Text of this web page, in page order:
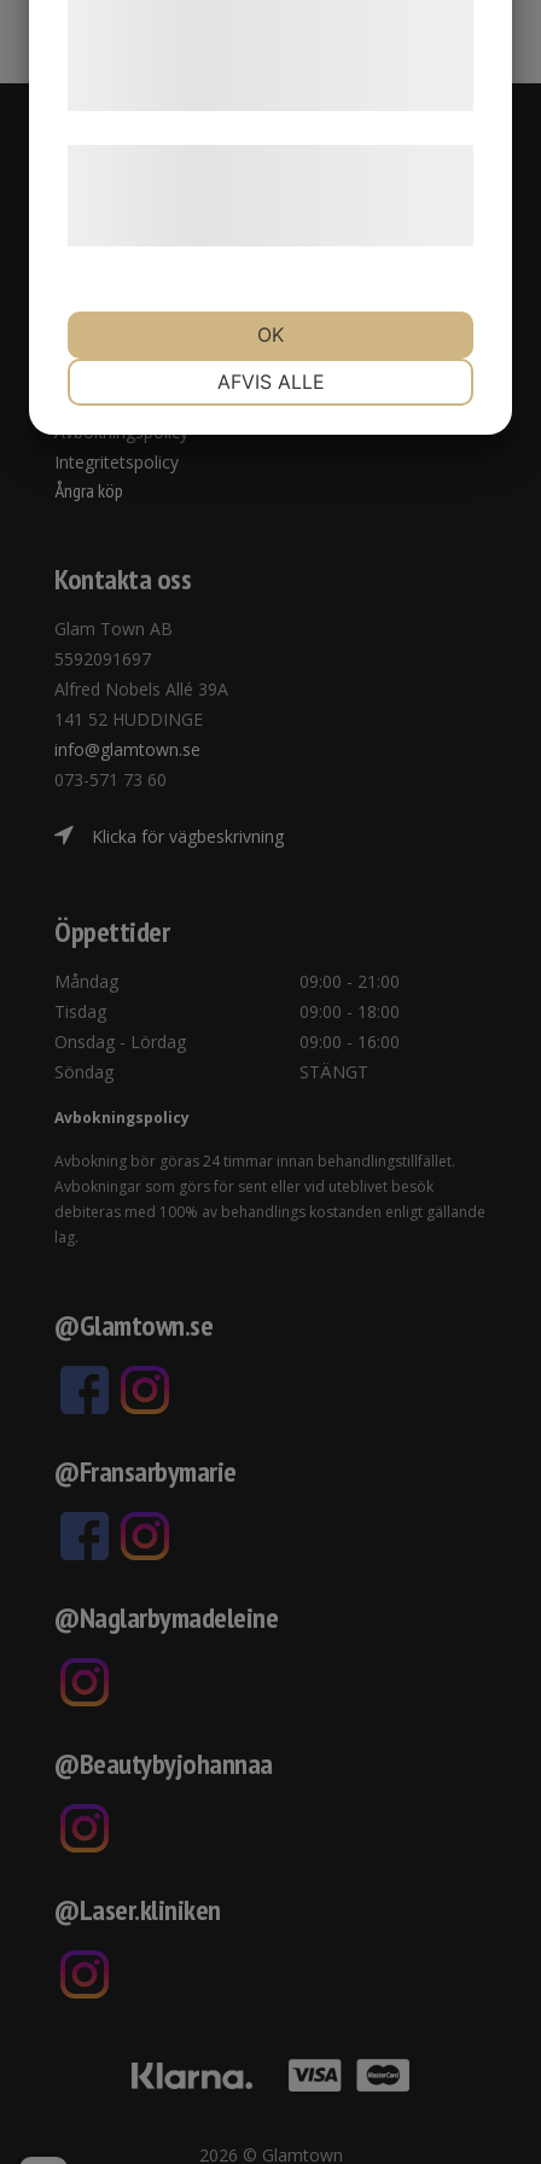
Behandlingar
Kontakta oss
Köpvillkor
Ny kund
Avbokningspolicy
Integritetspolicy
Ångra köp
Kontakta oss
Glam Town AB
5592091697
Alfred Nobels Allé 39A
141 52 HUDDINGE
info@glamtown.se
073-571 73 60
Klicka för vägbeskrivning
Öppettider
Måndag
09:00 - 21:00
Tisdag
09:00 - 18:00
Onsdag - Lördag
09:00 - 16:00
Söndag
STÄNGT
Avbokningspolicy
Avbokning bör göras 24 timmar innan behandlingstillfället.
Avbokningar som görs för sent eller vid uteblivet besök
debiteras med 100% av behandlings kostanden enligt gällande
lag.
@Glamtown.se
@Fransarbymarie
@Naglarbymadeleine
@Beautybyjohannaa
@Laser.kliniken
2026 © Glamtown
MARKETING
AFVIS ALLE
OK